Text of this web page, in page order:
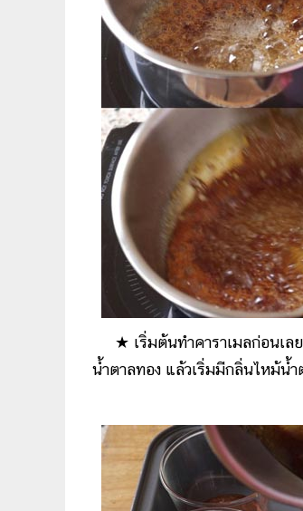
★ เริ่มต้นทำคาราเมลก่อนเลย
น้ำตาลทอง แล้วเริ่มมีกลิ่นไหม้น้